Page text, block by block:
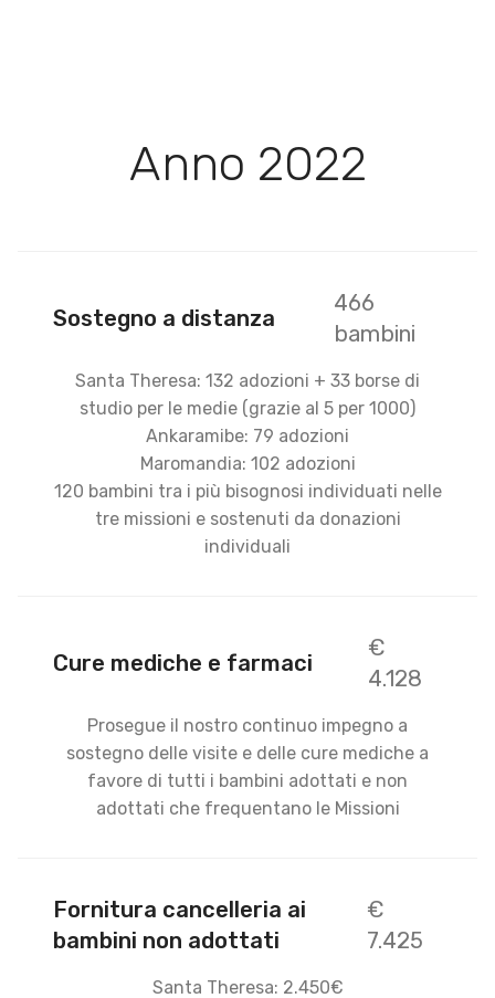
Anno 2022
Sostegno a distanza
466
bambini
Santa Theresa: 132 adozioni + 33 borse di
studio per le medie (grazie al 5 per 1000)
Ankaramibe: 79 adozioni
Maromandia: 102 adozioni
120 bambini tra i più bisognosi individuati nelle
tre missioni e sostenuti da donazioni
individuali
Cure mediche e farmaci
€
4.128
Prosegue il nostro continuo impegno a
sostegno delle visite e delle cure mediche a
favore di tutti i bambini adottati e non
adottati che frequentano le Missioni
Fornitura cancelleria ai
bambini non adottati
€
7.425
Santa Theresa: 2.450€